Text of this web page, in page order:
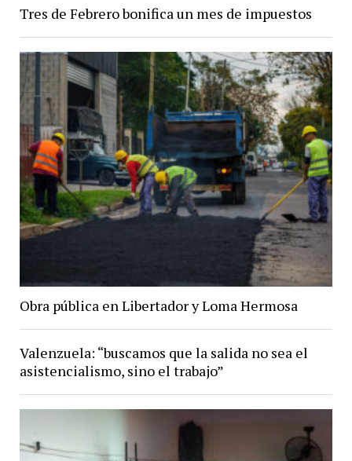
Tres de Febrero bonifica un mes de impuestos
Obra pública en Libertador y Loma Hermosa
Valenzuela: “buscamos que la salida no sea el
asistencialismo, sino el trabajo”